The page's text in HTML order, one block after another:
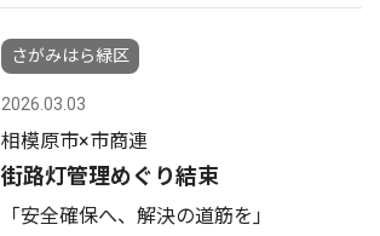
さがみはら緑区
2026.03.03
相模原市×市商連
街路灯管理めぐり結束
「安全確保へ、解決の道筋を｣